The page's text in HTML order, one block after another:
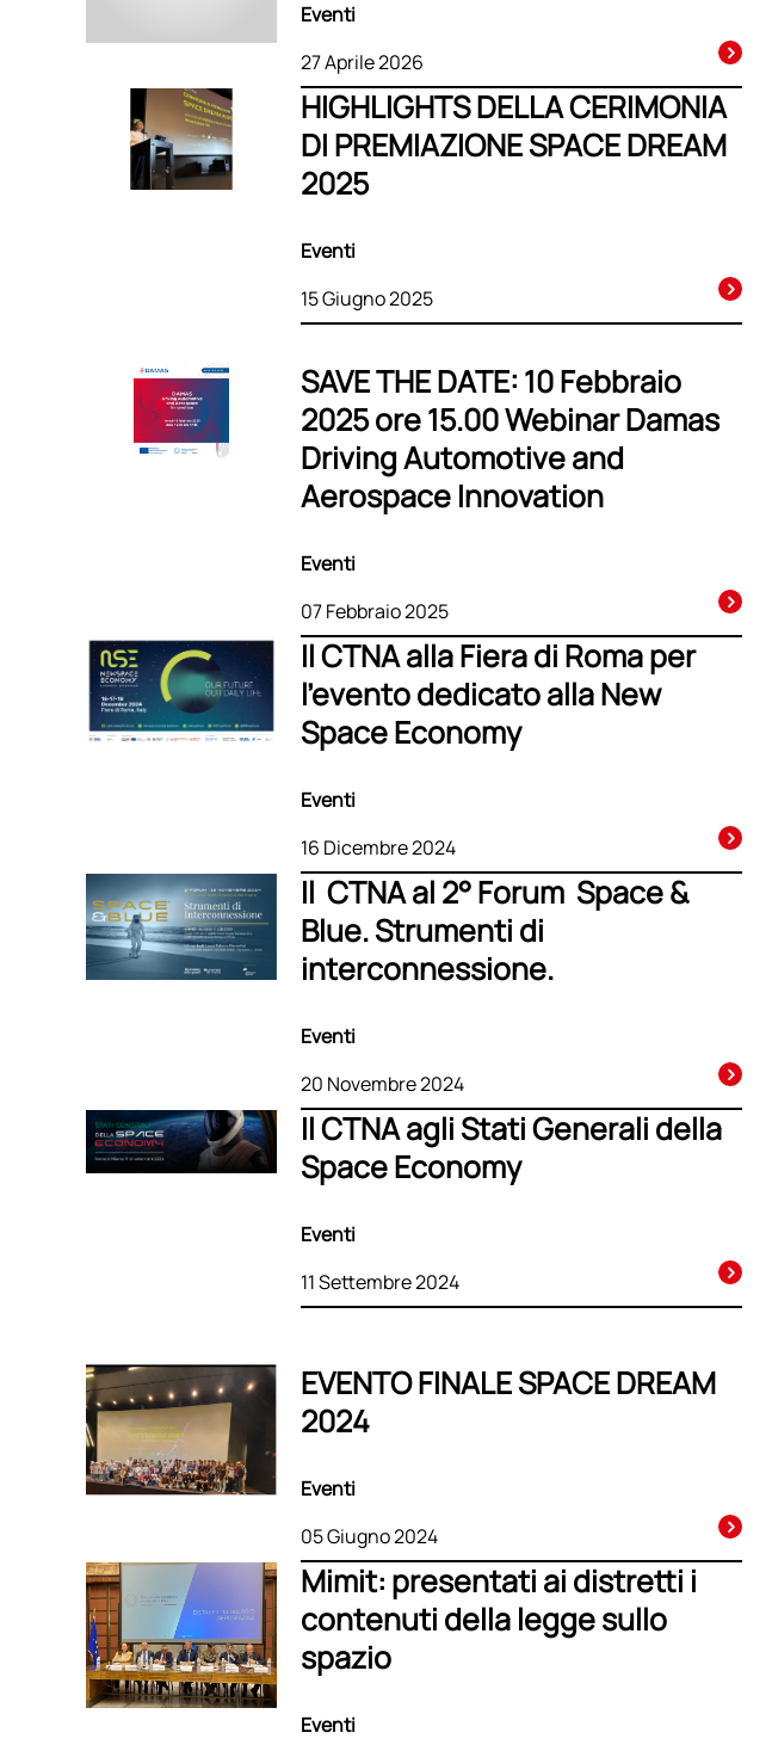
Eventi
27 Aprile 2026
HIGHLIGHTS DELLA CERIMONIA
DI PREMIAZIONE SPACE DREAM
2025
Eventi
15 Giugno 2025
SAVE THE DATE: 10 Febbraio
2025 ore 15.00 Webinar Damas
Driving Automotive and
Aerospace Innovation
Eventi
07 Febbraio 2025
Il CTNA alla Fiera di Roma per
l’evento dedicato alla New
Space Economy
Eventi
16 Dicembre 2024
Il CTNA al 2° Forum Space &
Blue. Strumenti di
interconnessione.
Eventi
20 Novembre 2024
Il CTNA agli Stati Generali della
Space Economy
Eventi
11 Settembre 2024
EVENTO FINALE SPACE DREAM
2024
Eventi
05 Giugno 2024
Mimit: presentati ai distretti i
contenuti della legge sullo
spazio
Eventi